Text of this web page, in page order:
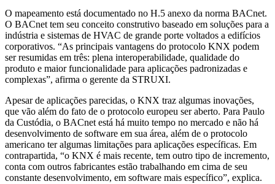
O mapeamento está documentado no H.5 anexo da norma BACnet.
O BACnet tem seu conceito construtivo baseado em soluções para a
indústria e sistemas de HVAC de grande porte voltados a edifícios
corporativos. “As principais vantagens do protocolo KNX podem
ser resumidas em três: plena interoperabilidade, qualidade do
produto e maior funcionalidade para aplicações padronizadas e
complexas”, afirma o gerente da STRUXI.
Apesar de aplicações parecidas, o KNX traz algumas inovações,
que vão além do fato de o protocolo europeu ser aberto. Para Paulo
da Custódia, o BACnet está há muito tempo no mercado e não há
desenvolvimento de software em sua área, além de o protocolo
americano ter algumas limitações para aplicações específicas. Em
contrapartida, “o KNX é mais recente, tem outro tipo de incremento,
conta com outros fabricantes estão trabalhando em cima de seu
constante desenvolvimento, em software mais específico”, explica.